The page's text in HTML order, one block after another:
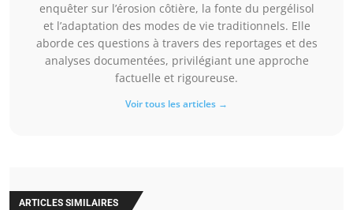
enquêter sur l’érosion côtière, la fonte du pergélisol
et l’adaptation des modes de vie traditionnels. Elle
aborde ces questions à travers des reportages et des
analyses documentées, privilégiant une approche
factuelle et rigoureuse.
Voir tous les articles →
ARTICLES SIMILAIRES